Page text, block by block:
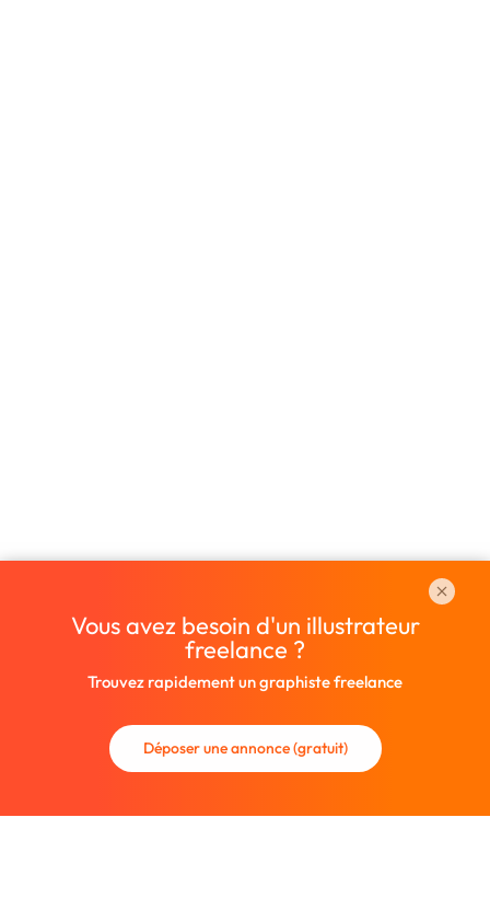
Vous avez besoin d'un illustrateur
freelance ?
Trouvez rapidement un graphiste freelance
Déposer une annonce (gratuit)